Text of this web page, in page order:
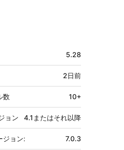
5.28
2日前
数 10+
ョン 4.1またはそれ以降
ジョン: 7.0.3